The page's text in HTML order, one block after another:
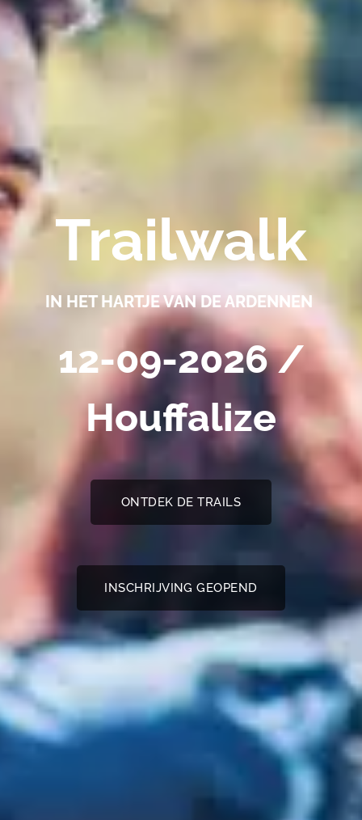
Trailwalk
IN HET HARTJE VAN DE ARDENNEN
12-09-2026 /
Houffalize
ONTDEK DE TRAILS
INSCHRIJVING GEOPEND